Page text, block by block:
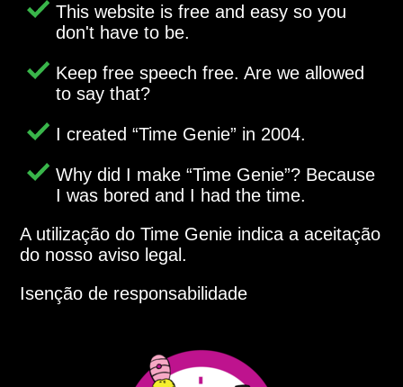
This website is free and easy so you
don't have to be.
Keep free speech free. Are we allowed
to say that?
I created Time Genie in 2004.
Why did I make Time Genie ? Because
I was bored and I had the time.
A utilização do Time Genie indica a aceitação
do nosso aviso legal.
Isenção de responsabilidade